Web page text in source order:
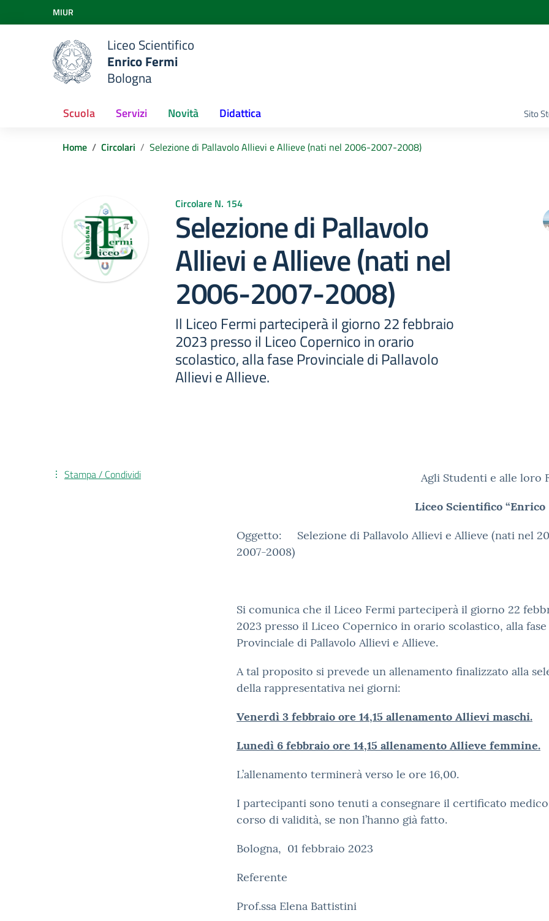
Vai ai contenuti
Vai al menu di navigazione
Vai al footer
MIUR
Liceo Scientifico
Enrico Fermi
Bologna
Sito
Scuola Servizi Novità Didattica
Home Circolari Selezione di Pallavolo Allievi e Allieve (nati nel 2006-2007-2008)
Circolare N. 154
Selezione di Pallavolo
Allievi e Allieve (nati nel
2006-2007-2008)
Il Liceo Fermi parteciperà il giorno 22 febbraio
2023 presso il Liceo Copernico in orario
scolastico, alla fase Provinciale di Pallavolo
Allievi e Allieve.
Agli Studenti e alle loro
Liceo Scientifico
Oggetto: Selezione di Pallavolo Allievi e Allieve (nati nel
2007-2008)
Si comunica che il Liceo Fermi parteciperà il giorno 22
2023 presso il Liceo Copernico in orario scolastico, alla fase
Provinciale di Pallavolo Allievi e Allieve.
A tal proposito si prevede un allenamento finalizzato alla
della rappresentativa nei giorni:
Venerdì 3 febbraio ore 14,15 allenamento Allievi maschi.
Lunedì 6 febbraio ore 14,15 allenamento Allieve femmine.
L’allenamento terminerà verso le ore 16,00.
I partecipanti sono tenuti a consegnare il certificato
corso di validità, se non l’hanno già fatto.
Bologna, 01 febbraio 2023
Referente
Prof.ssa Elena Battistini
Stampa / Condividi